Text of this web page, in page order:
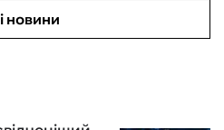
новини